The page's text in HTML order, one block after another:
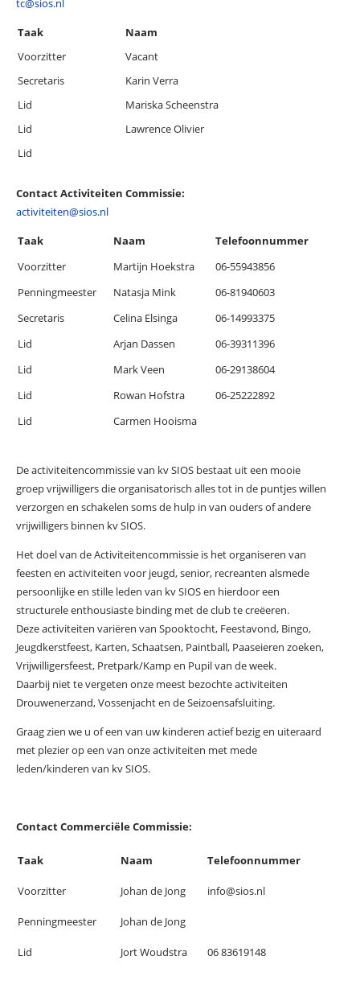
tc@sios.nl
Taak
Naam
Voorzitter
Vacant
Secretaris
Karin Verra
Lid
Mariska Scheenstra
Lid
Lawrence Olivier
Lid
Contact Activiteiten Commissie:
activiteiten@sios.nl
Taak
Naam
Telefoonnummer
Voorzitter
Martijn Hoekstra
06-55943856
Penningmeester
Natasja Mink
06-81940603
Secretaris
Celina Elsinga
06-14993375
Lid
Arjan Dassen
06-39311396
Lid
Mark Veen
06-29138604
Lid
Rowan Hofstra
06-25222892
Lid
Carmen Hooisma
De activiteitencommissie van kv SIOS bestaat uit een mooie
groep vrijwilligers die organisatorisch alles tot in de puntjes willen
verzorgen en schakelen soms de hulp in van ouders of andere
vrijwilligers binnen kv SIOS.
Het doel van de Activiteitencommissie is het organiseren van
feesten en activiteiten voor jeugd, senior, recreanten alsmede
persoonlijke en stille leden van kv SIOS en hierdoor een
structurele enthousiaste binding met de club te creëeren.
Deze activiteiten variëren van Spooktocht, Feestavond, Bingo,
Jeugdkerstfeest, Karten, Schaatsen, Paintball, Paaseieren zoeken,
Vrijwilligersfeest, Pretpark/Kamp en Pupil van de week.
Daarbij niet te vergeten onze meest bezochte activiteiten
Drouwenerzand, Vossenjacht en de Seizoensafsluiting.
Graag zien we u of een van uw kinderen actief bezig en uiteraard
met plezier op een van onze activiteiten met mede
leden/kinderen van kv SIOS.
Contact Commerciële Commissie:
Taak Naam Telefoonnummer
Voorzitter Johan de Jong info@sios.nl
Penningmeester Johan de Jong
Lid Jort Woudstra 06 83619148